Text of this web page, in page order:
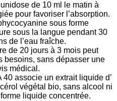
de 10 ml le matin à
pour favoriser l’absorption.
sous forme
sous la langue pendant 30
de l’eau fraîche.
de 20 jours à 3 mois peut
besoins, sans dépasser une
médical.
40 associe un extrait liquide d’
végétal bio, sans alcool ni
liquide concentrée.